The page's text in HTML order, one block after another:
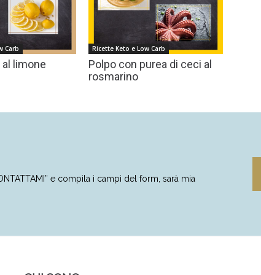
Carb
limone
Ricette Keto e Low Carb
Polpo con purea di ceci al
rosmarino
e compila i campi del form, sarà mia